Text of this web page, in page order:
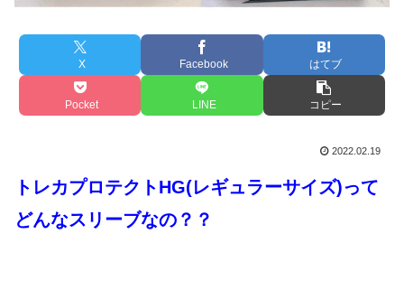
X Facebook はてブ
Pocket LINE コピー
2022.02.19
トレカプロテクトHG(レギュラーサイズ)って
どんなスリーブなの？？